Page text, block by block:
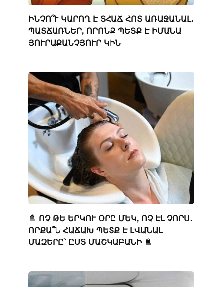
ԻՆՉՈ՞Ւ ԿԱՐՈՂ Է ՏՀԱՃ ՀՈՏ ԱՌԱՋԱՆԱԼ.
ՊԱՏՃԱՌՆԵՐ, ՈՐՈՆՔ ՊԵՏՔ Է ԻՄԱՆԱ
ՅՈՒՐԱՔԱՆՉՅՈՒՐ ԿԻՆ
🚿 ՈՉ ԹԵ ԵՐԿՈՒ ՕՐԸ ՄԵԿ, ՈՉ ԷԼ ՉՈՐՍ․
ՈՐՔԱ՞Ն ՀԱՃԱԽ ՊԵՏՔ Է ԼՎԱՆԱԼ
ՄԱԶԵՐԸ՝ ԸՍՏ ՄԱՇԿԱԲԱՆԻ 🚿